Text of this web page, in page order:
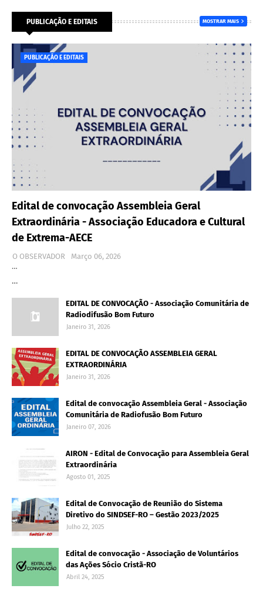
PUBLICAÇÃO E EDITAIS MOSTRAR MAIS
PUBLICAÇÃO E EDITAIS
Edital de convocação Assembleia Geral
Extraordinária - Associação Educadora e Cultural
de Extrema-AECE
O OBSERVADOR
Março 06, 2026
…
…
EDITAL DE CONVOCAÇÃO - Associação Comunitária de
Radiodifusão Bom Futuro
Janeiro 31, 2026
EDITAL DE CONVOCAÇÃO ASSEMBLEIA GERAL
EXTRAORDINÁRIA
Janeiro 31, 2026
Edital de convocação Assembleia Geral - Associação
Comunitária de Radiofusão Bom Futuro
Janeiro 07, 2026
AIRON - Edital de Convocação para Assembleia Geral
Extraordinária
Agosto 01, 2025
Edital de Convocação de Reunião do Sistema
Diretivo do SINDSEF-RO – Gestão 2023/2025
Julho 22, 2025
Edital de convocação - Associação de Voluntários
das Ações Sócio Cristã-RO
Abril 24, 2025